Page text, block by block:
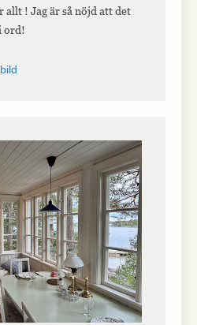
! Jag är så nöjd att det
ord!